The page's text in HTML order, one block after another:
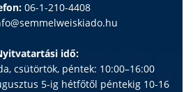
06-1-210-4408
idő:
csütörtök, péntek: 10:00–16:00
5-ig hétfőtől péntekig 10-16